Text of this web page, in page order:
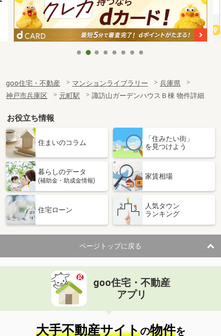
goo住宅・不動産 マンションライブラリー
兵庫県
神戸市兵庫区
元町駅 諏訪山ガーデンハウスＢ棟 物件詳細
お役立ち情報
住まいのコラム
「住みたい街」
を見つけよう
暮らしのデータ
(補助金・助成金情報)
家賃相場
住宅ローン
人気タウン
ランキング
ページトップに戻る
goo住宅・不動産
アプリ
大手不動産サイトの物件を